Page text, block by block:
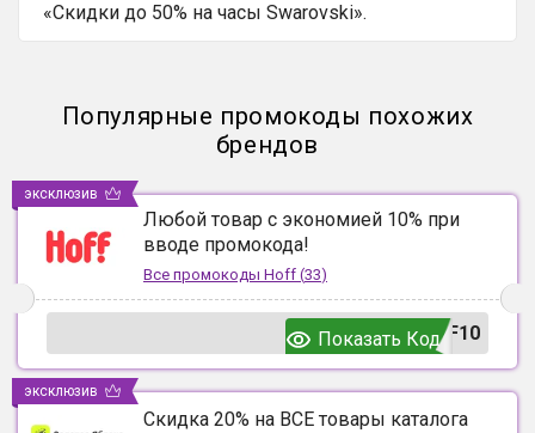
«Скидки до 50% на часы Swarovski».
Популярные промокоды похожих
брендов
Любой товар с экономией 10% при
вводе промокода!
Все промокоды Hoff (33)
F10
Показать Код
эксклюзив
Скидка 20% на ВСЕ товары каталога
эксклюзив